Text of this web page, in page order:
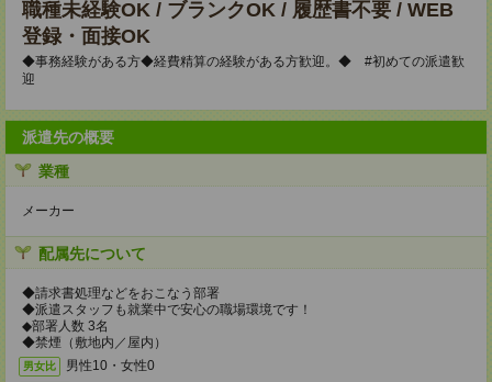
職種未経験OK / ブランクOK / 履歴書不要 / WEB
登録・面接OK
◆事務経験がある方◆経費精算の経験がある方歓迎。◆ #初めての派遣歓
迎
派遣先の概要
業種
メーカー
配属先について
◆請求書処理などをおこなう部署
◆派遣スタッフも就業中で安心の職場環境です！
◆部署人数 3名
◆禁煙（敷地内／屋内）
男女比 男性10・女性0